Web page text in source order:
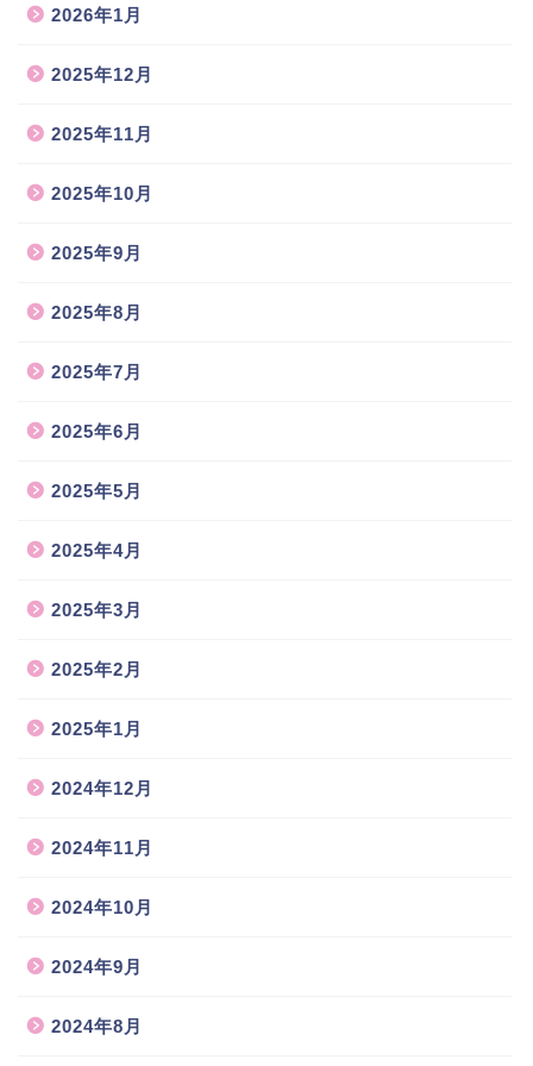
2026年1月
2025年12月
2025年11月
2025年10月
2025年9月
2025年8月
2025年7月
2025年6月
2025年5月
2025年4月
2025年3月
2025年2月
2025年1月
2024年12月
2024年11月
2024年10月
2024年9月
2024年8月